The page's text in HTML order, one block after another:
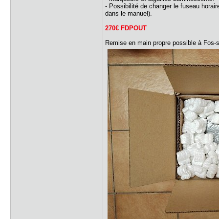
- Possibilité de changer le fuseau
dans le manuel).
270€ FDPOUT
Remise en main propre possible à